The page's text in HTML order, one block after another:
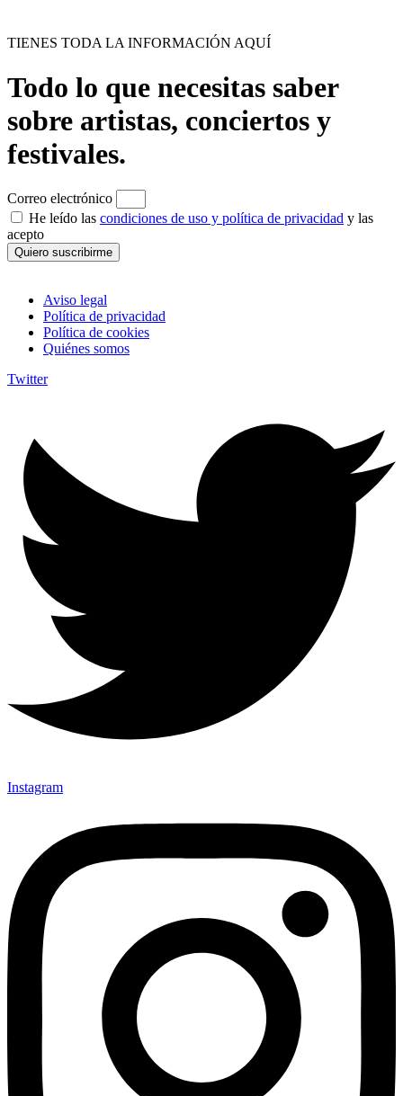
TIENES TODA LA INFORMACIÓN AQUÍ
Todo lo que necesitas saber
sobre artistas, conciertos y
festivales.
Correo electrónico
He leído las condiciones de uso y política de privacidad y las
acepto
Quiero suscribirme
Aviso legal
Política de privacidad
Política de cookies
Quiénes somos
Twitter
Instagram